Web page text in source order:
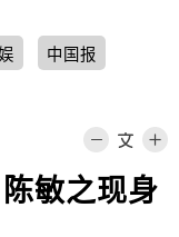
中国报
敏之现身